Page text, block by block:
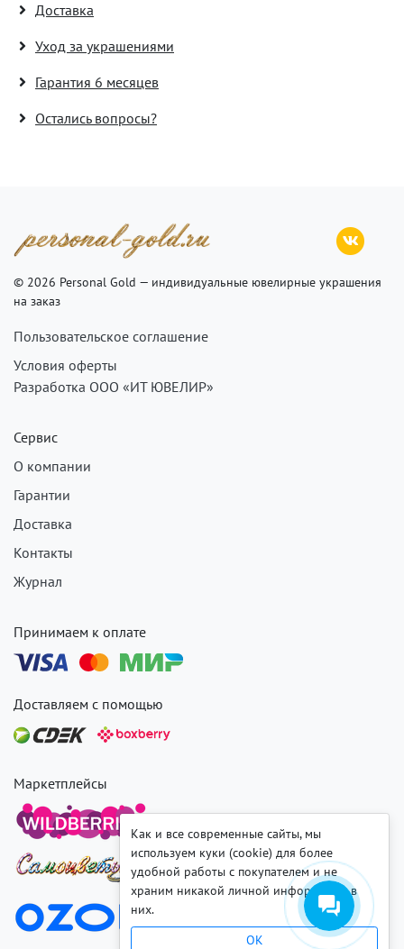
Доставка
Уход за украшениями
Гарантия 6 месяцев
Остались вопросы?
© 2026 Personal Gold — индивидуальные ювелирные украшения
на заказ
Пользовательское соглашение
Условия оферты
Разработка ООО «ИТ ЮВЕЛИР»
Сервис
О компании
Гарантии
Доставка
Контакты
Журнал
Принимаем к оплате
Доставляем с помощью
Маркетплейсы
Как и все современные сайты, мы
используем куки (cookie) для более
удобной работы с покупателем и не
храним никакой личной информации в
них.
OK